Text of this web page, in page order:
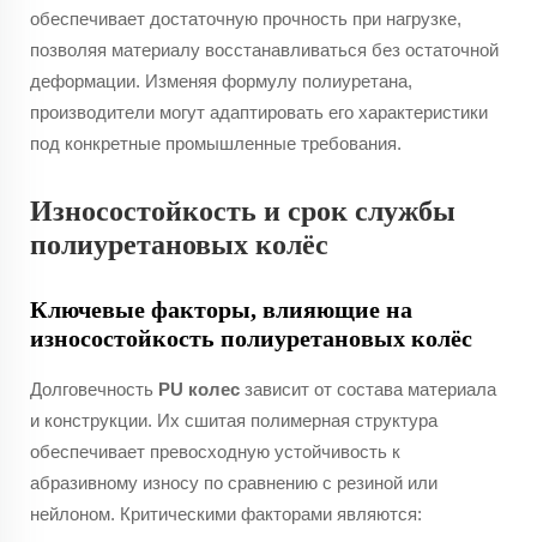
обеспечивает достаточную прочность при нагрузке,
позволяя материалу восстанавливаться без остаточной
деформации. Изменяя формулу полиуретана,
производители могут адаптировать его характеристики
под конкретные промышленные требования.
Износостойкость и срок службы
полиуретановых колёс
Ключевые факторы, влияющие на
износостойкость полиуретановых колёс
Долговечность PU колес зависит от состава материала
и конструкции. Их сшитая полимерная структура
обеспечивает превосходную устойчивость к
абразивному износу по сравнению с резиной или
нейлоном. Критическими факторами являются: